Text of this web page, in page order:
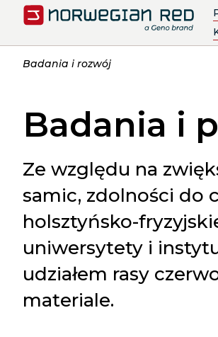
Badania i rozwój
Badania i
Ze względu na
samic, zdolności do
holsztyńsko-
uniwersytety i
udziałem rasy
materiale.